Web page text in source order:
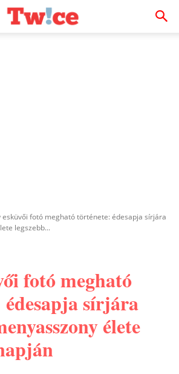
esküvői fotó megható története: édesapja sírjára
legszebb...
fotó megható
sírjára
élete